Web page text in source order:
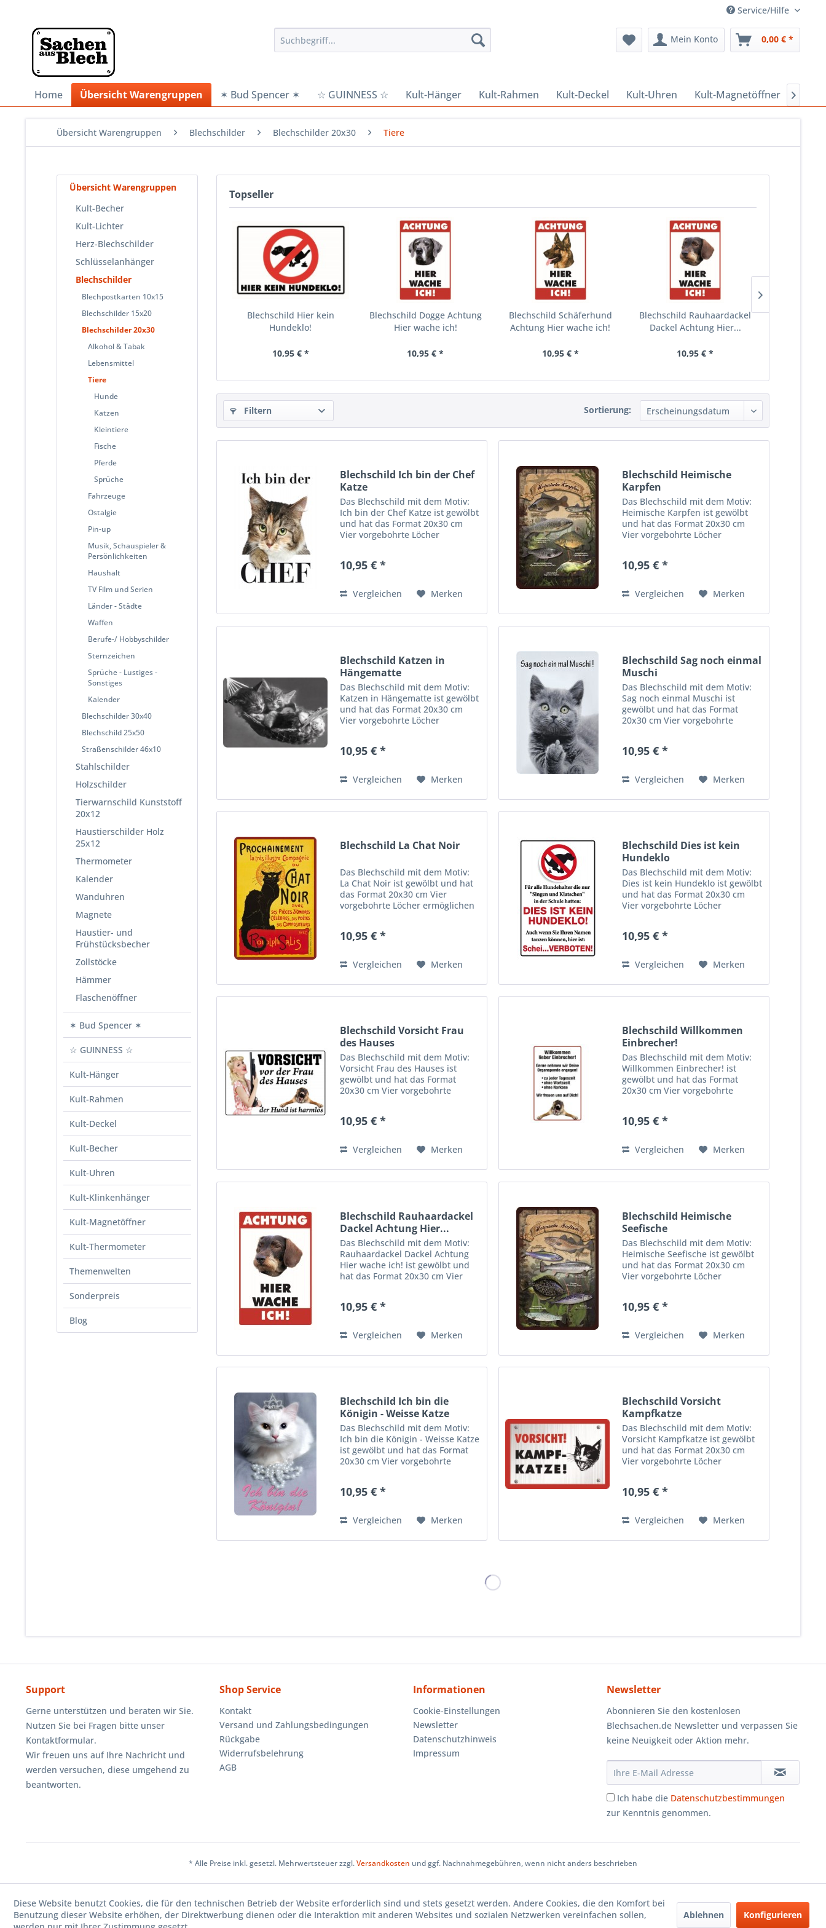
Service/Hilfe
Mein Konto 0,00 € *
Home Übersicht Warengruppen ✶ Bud Spencer ✶ ☆ GUINNESS ☆ Kult-Hänger Kult-Rahmen Kult-Deckel Kult-Uhren Kult-Magnetöffner 
Übersicht Warengruppen Blechschilder Blechschilder 20x30 Tiere
Übersicht Warengruppen
Kult-Becher
Kult-Lichter
Herz-Blechschilder
Schlüsselanhänger
Blechschilder
Blechpostkarten 10x15
Blechschilder 15x20
Blechschilder 20x30
Alkohol & Tabak
Lebensmittel
Tiere
Hunde
Katzen
Kleintiere
Fische
Pferde
Sprüche
Fahrzeuge
Ostalgie
Pin-up
Musik, Schauspieler &
Persönlichkeiten
Haushalt
TV Film und Serien
Länder - Städte
Waffen
Berufe-/ Hobbyschilder
Sternzeichen
Sprüche - Lustiges -
Sonstiges
Kalender
Blechschilder 30x40
Blechschild 25x50
Straßenschilder 46x10
Stahlschilder
Holzschilder
Tierwarnschild Kunststoff
20x12
Haustierschilder Holz
25x12
Thermometer
Kalender
Wanduhren
Magnete
Haustier- und
Frühstücksbecher
Zollstöcke
Hämmer
Flaschenöffner
✶ Bud Spencer ✶
☆ GUINNESS ☆
Kult-Hänger
Kult-Rahmen
Kult-Deckel
Kult-Becher
Kult-Uhren
Kult-Klinkenhänger
Kult-Magnetöffner
Kult-Thermometer
Themenwelten
Sonderpreis
Blog
Topseller
Blechschild Hier kein
Hundeklo!
10,95 € *
Blechschild Dogge Achtung
Hier wache ich!
10,95 € *
Blechschild Schäferhund
Achtung Hier wache ich!
10,95 € *
Blechschild Rauhaardackel
Dackel Achtung Hier...
10,95 € *
Filtern Sortierung:
Blechschild Ich bin der Chef
Katze
Das Blechschild mit dem Motiv:
Ich bin der Chef Katze ist gewölbt
und hat das Format 20x30 cm
Vier vorgebohrte Löcher
Dekorationsobjekt für den
Kellerbar....
10,95 € *
Vergleichen Merken
Blechschild Heimische
Karpfen
Das Blechschild mit dem Motiv:
Heimische Karpfen ist gewölbt
und hat das Format 20x30 cm
Vier vorgebohrte Löcher
Dekorationsobjekt für den
r....
10,95 € *
Vergleichen Merken
Blechschild Katzen in
Hängematte
Das Blechschild mit dem Motiv:
Katzen in Hängematte ist gewölbt
und hat das Format 20x30 cm
Vier vorgebohrte Löcher
Dekorationsobjekt für den
Kellerbar....
10,95 € *
Vergleichen Merken
Blechschild Sag noch einmal
Muschi
Das Blechschild mit dem Motiv:
Sag noch einmal Muschi ist
gewölbt und hat das Format
20x30 cm Vier vorgebohrte
Ideales Dekorationsobjekt für
Kellerbar....
10,95 € *
Vergleichen Merken
Blechschild La Chat Noir
Das Blechschild mit dem Motiv:
La Chat Noir ist gewölbt und hat
das Format 20x30 cm Vier
vorgebohrte Löcher ermöglichen
Dekorationsobjekt für den
abgerundete...
10,95 € *
Vergleichen Merken
Blechschild Dies ist kein
Hundeklo
Das Blechschild mit dem Motiv:
Dies ist kein Hundeklo ist gewölbt
und hat das Format 20x30 cm
Vier vorgebohrte Löcher
Dekorationsobjekt für den
Kellerbar....
10,95 € *
Vergleichen Merken
Blechschild Vorsicht Frau
des Hauses
Das Blechschild mit dem Motiv:
Vorsicht Frau des Hauses ist
gewölbt und hat das Format
20x30 cm Vier vorgebohrte
Ideales Dekorationsobjekt für
Kellerbar....
10,95 € *
Vergleichen Merken
Blechschild Willkommen
Einbrecher!
Das Blechschild mit dem Motiv:
Willkommen Einbrecher! ist
gewölbt und hat das Format
20x30 cm Vier vorgebohrte
Ideales Dekorationsobjekt für
Kellerbar....
10,95 € *
Vergleichen Merken
Blechschild Rauhaardackel
Dackel Achtung Hier...
Das Blechschild mit dem Motiv:
Rauhaardackel Dackel Achtung
Hier wache ich! ist gewölbt und
hat das Format 20x30 cm Vier
Wandmontage. Ideales
Wohnbereich...
10,95 € *
Vergleichen Merken
Blechschild Heimische
Seefische
Das Blechschild mit dem Motiv:
Heimische Seefische ist gewölbt
und hat das Format 20x30 cm
Vier vorgebohrte Löcher
Dekorationsobjekt für den
r....
10,95 € *
Vergleichen Merken
Blechschild Ich bin die
Königin - Weisse Katze
Das Blechschild mit dem Motiv:
Ich bin die Königin - Weisse Katze
ist gewölbt und hat das Format
20x30 cm Vier vorgebohrte
Ideales Dekorationsobjekt für
10,95 € *
Vergleichen Merken
Blechschild Vorsicht
Kampfkatze
Das Blechschild mit dem Motiv:
Vorsicht Kampfkatze ist gewölbt
und hat das Format 20x30 cm
Vier vorgebohrte Löcher
Dekorationsobjekt für den
r....
10,95 € *
Vergleichen Merken
Support
Gerne unterstützen und beraten wir Sie.
Nutzen Sie bei Fragen bitte unser
Kontaktformular.
Wir freuen uns auf Ihre Nachricht und
werden versuchen, diese umgehend zu
beantworten.
Shop Service
Kontakt
Versand und Zahlungsbedingungen
Rückgabe
Widerrufsbelehrung
AGB
Informationen
Cookie-Einstellungen
Newsletter
Datenschutzhinweis
Impressum
Newsletter
Abonnieren Sie den kostenlosen
Blechsachen.de Newsletter und verpassen Sie
keine Neuigkeit oder Aktion mehr.
Ich habe die Datenschutzbestimmungen
zur Kenntnis genommen.
* Alle Preise inkl. gesetzl. Mehrwertsteuer zzgl.Versandkosten und ggf. Nachnahmegebühren, wenn nicht anders beschrieben
Diese Website benutzt Cookies, die für den technischen Betrieb der Website erforderlich sind und stets gesetzt werden. Andere Cookies, die den Komfort bei
Benutzung dieser Website erhöhen, der Direktwerbung dienen oder die Interaktion mit anderen Websites und sozialen Netzwerken vereinfachen sollen,
Ablehnen Konfigurieren